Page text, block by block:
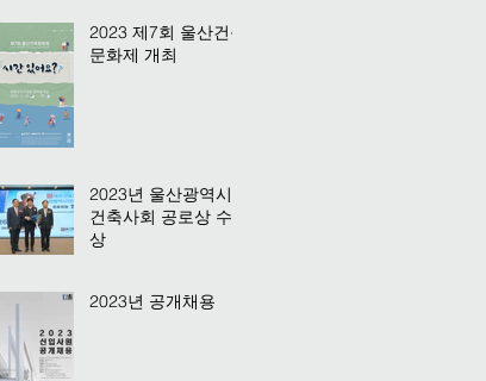
2023 제7회 울산건축
문화제 개최
2023년 울산광역시
건축사회 공로상 수
상
2023년 공개채용